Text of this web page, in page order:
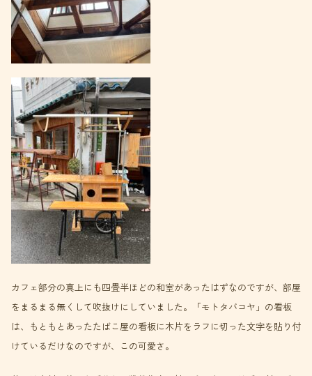
カフェ部分の真上にも四畳半ほどの和室があったはずなのですが、部屋
をまるまる無くして吹抜けにしていました。「モトタバコヤ」の看板
は、もともとあったたばこ屋の看板に木片をラフに切った文字を貼り付
けているだけなのですが、この可愛さ。